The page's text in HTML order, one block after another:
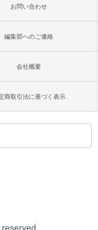
お問い合わせ
編集部へのご連絡
会社概要
商取引法に基づく表示